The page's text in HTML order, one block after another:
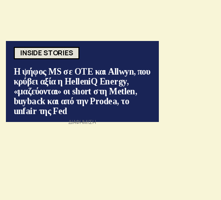
INSIDE STORIES
Η ψήφος MS σε ΟΤΕ και Allwyn, που
κρύβει αξία η HelleniQ Energy,
«μαζεύονται» οι short στη Metlen,
buyback και από την Prodea, το
unfair της Fed